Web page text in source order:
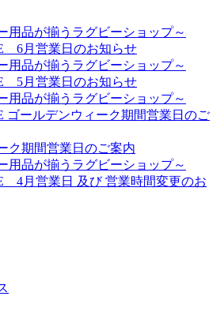
用品が揃うラグビーショップ～
6月営業日のお知らせ
用品が揃うラグビーショップ～
5月営業日のお知らせ
用品が揃うラグビーショップ～
ゴールデンウィーク期間営業日のご
ク期間営業日のご案内
用品が揃うラグビーショップ～
4月営業日 及び 営業時間変更のお